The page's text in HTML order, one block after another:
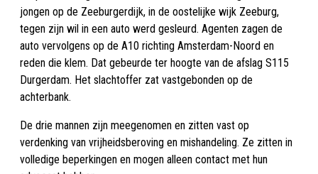
jongen op de Zeeburgerdijk, in de oostelijke wijk Zeeburg,
tegen zijn wil in een auto werd gesleurd. Agenten zagen de
auto vervolgens op de A10 richting Amsterdam-Noord en
reden die klem. Dat gebeurde ter hoogte van de afslag S115
Durgerdam. Het slachtoffer zat vastgebonden op de
achterbank.
De drie mannen zijn meegenomen en zitten vast op
verdenking van vrijheidsberoving en mishandeling. Ze zitten in
volledige beperkingen en mogen alleen contact met hun